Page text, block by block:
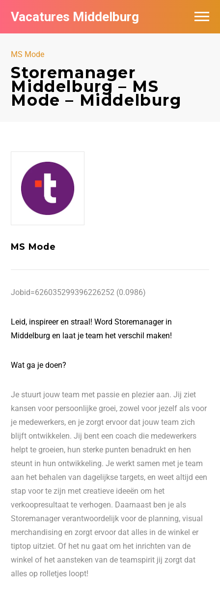
Vacatures Middelburg
MS Mode
Storemanager
Middelburg – MS
Mode – Middelburg
MS Mode
Jobid=626035299396226252 (0.0986)
Leid, inspireer en straal! Word Storemanager in
Middelburg en laat je team het verschil maken!
Wat ga je doen?
Je stuurt jouw team met passie en plezier aan. Jij ziet
kansen voor persoonlijke groei, zowel voor jezelf als voor
je medewerkers, en je zorgt ervoor dat jouw team zich
blijft ontwikkelen. Jij bent een coach die medewerkers
helpt te groeien, hun sterke punten benadrukt en hen
steunt in hun ontwikkeling. Je werkt samen met je team
aan het behalen van dagelijkse targets, en weet altijd een
stap voor te zijn met creatieve ideeën om het
verkoopresultaat te verhogen. Daarnaast ben je als
Storemanager verantwoordelijk voor de planning, visual
merchandising en zorgt ervoor dat alles in de winkel er
tiptop uitziet. Of het nu gaat om het inrichten van de
winkel of het aansteken van de teamspirit jij zorgt dat
alles op rolletjes loopt!
Vacatures per bedrijf